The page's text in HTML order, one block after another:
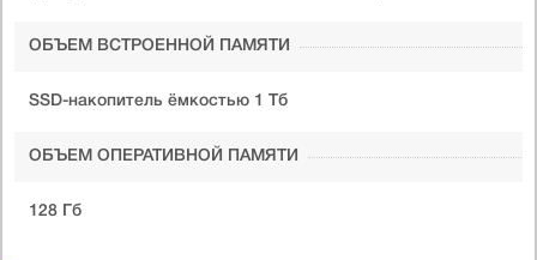
ОБЪЕМ ВСТРОЕННОЙ ПАМЯТИ
SSD-накопитель ёмкостью 1 Тб
ОБЪЕМ ОПЕРАТИВНОЙ ПАМЯТИ
128 Гб